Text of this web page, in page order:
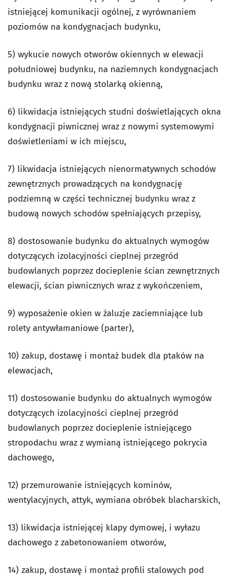
istniejącej komunikacji ogólnej, z wyrównaniem
poziomów na kondygnacjach budynku,
5) wykucie nowych otworów okiennych w elewacji
południowej budynku, na naziemnych kondygnacjach
budynku wraz z nową stolarką okienną,
6) likwidacja istniejących studni doświetlających okna
kondygnacji piwnicznej wraz z nowymi systemowymi
doświetleniami w ich miejscu,
7) likwidacja istniejących nienormatywnych schodów
zewnętrznych prowadzących na kondygnację
podziemną w części technicznej budynku wraz z
budową nowych schodów spełniających przepisy,
8) dostosowanie budynku do aktualnych wymogów
dotyczących izolacyjności cieplnej przegród
budowlanych poprzez docieplenie ścian zewnętrznych
elewacji, ścian piwnicznych wraz z wykończeniem,
9) wyposażenie okien w żaluzje zaciemniające lub
rolety antywłamaniowe (parter),
10) zakup, dostawę i montaż budek dla ptaków na
elewacjach,
11) dostosowanie budynku do aktualnych wymogów
dotyczących izolacyjności cieplnej przegród
budowlanych poprzez docieplenie istniejącego
stropodachu wraz z wymianą istniejącego pokrycia
dachowego,
12) przemurowanie istniejących kominów,
wentylacyjnych, attyk, wymiana obróbek blacharskich,
13) likwidacja istniejącej klapy dymowej, i wyłazu
dachowego z zabetonowaniem otworów,
14) zakup, dostawę i montaż profili stalowych pod